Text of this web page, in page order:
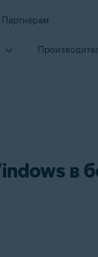
Партнерам
в